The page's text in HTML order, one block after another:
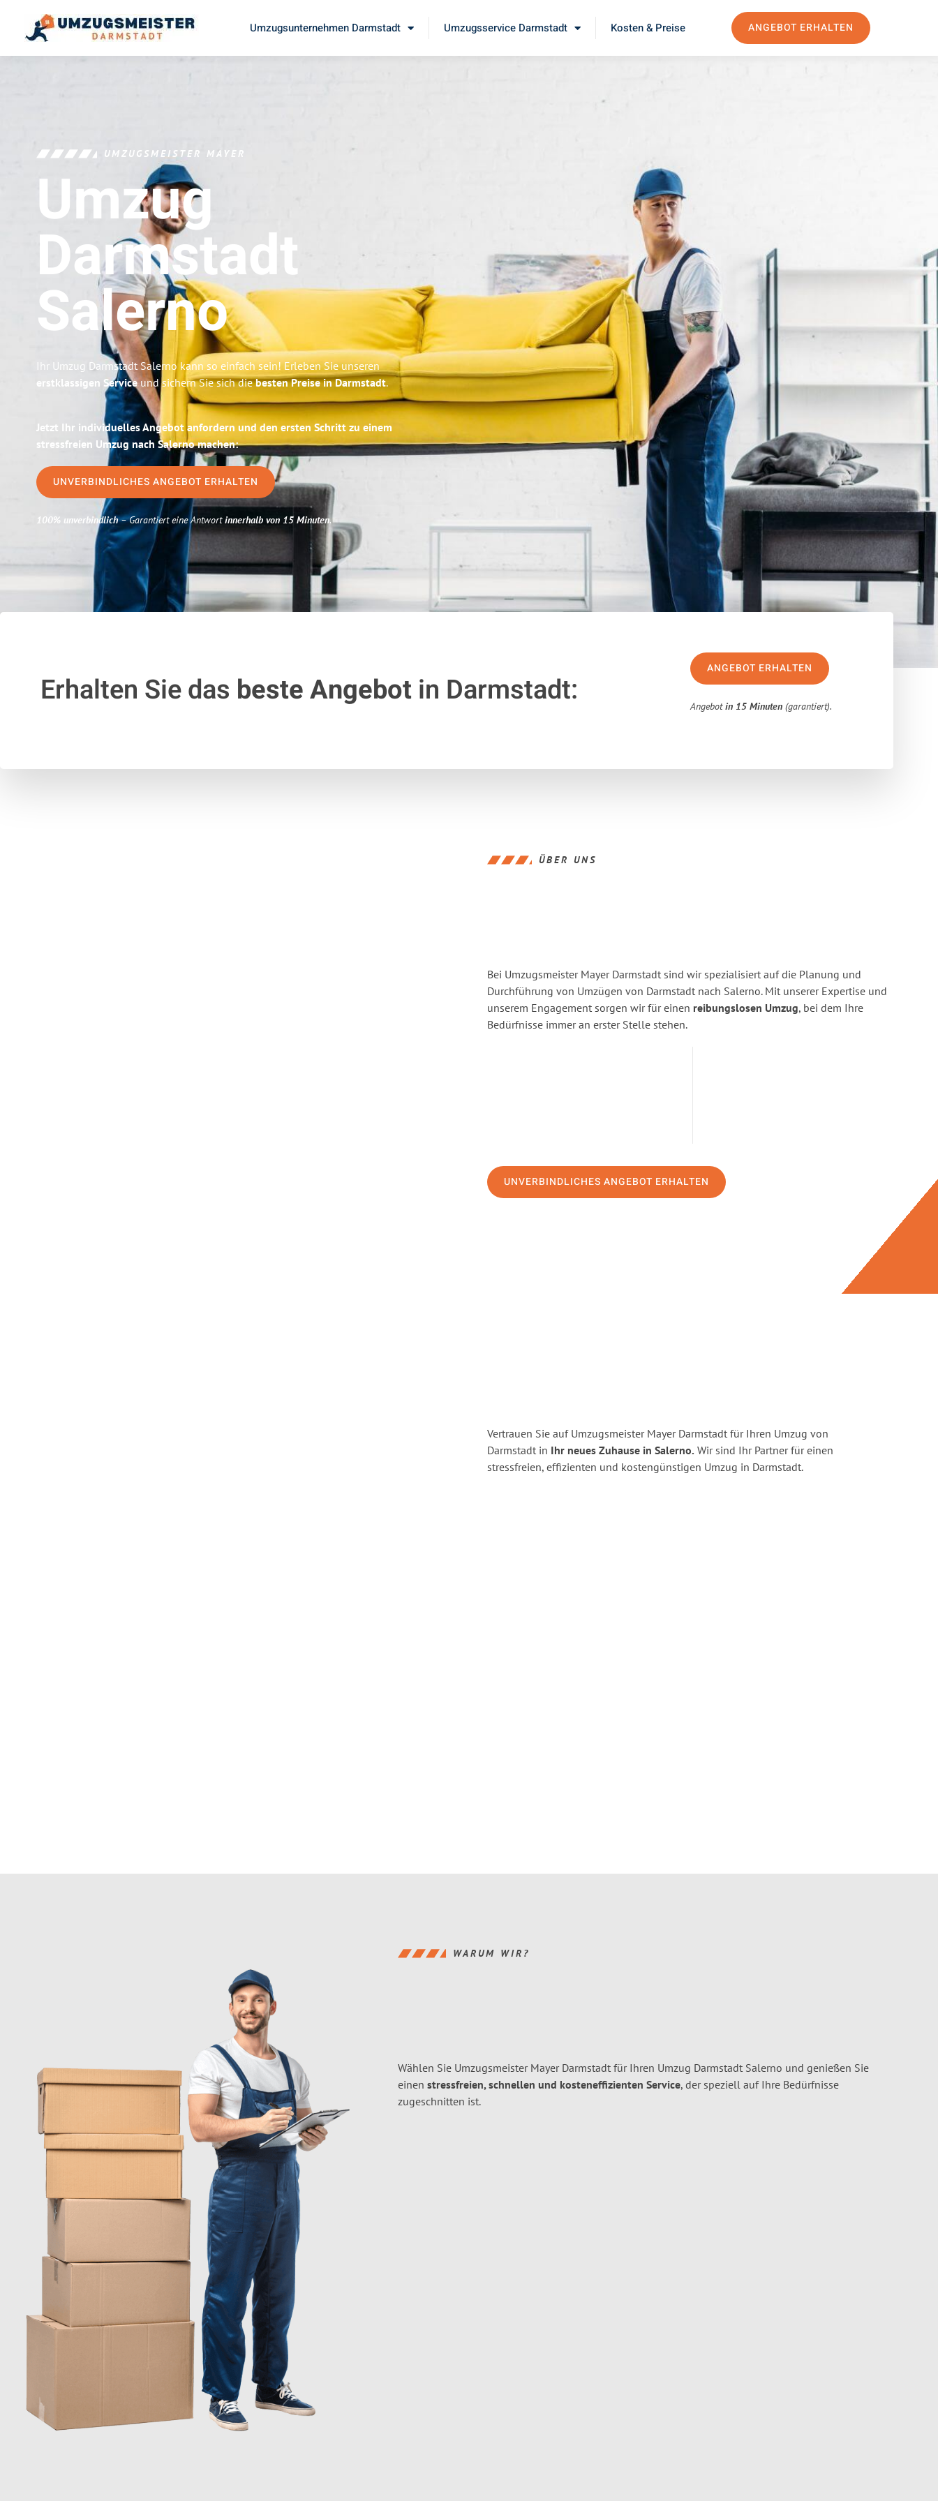
Umzugsunternehmen Darmstadt Umzugsservice Darmstadt Kosten & Preise ANGEBOT ERHALTEN
UMZUGSMEISTER MAYER
Umzug
Darmstadt
Salerno
Ihr Umzug Darmstadt Salerno kann so einfach sein! Erleben Sie unseren
erstklassigen Serviceund sichern Sie sich diebesten Preise in Darmstadt.
Jetzt Ihr individuelles Angebot anfordern und den ersten Schritt zu einem
stressfreien Umzug nach Salerno machen:
UNVERBINDLICHES ANGEBOT ERHALTEN
100% unverbindlich– Garantiert eine Antwortinnerhalb von 15 Minuten.
Erhalten Sie das beste Angebotin Darmstadt:
ANGEBOT ERHALTEN
Angebotin 15 Minuten (garantiert).
ÜBER UNS
Bei Umzugsmeister Mayer Darmstadt sind wir spezialisiert auf die Planung und
Durchführung von Umzügen von Darmstadt nach Salerno. Mit unserer Expertise und
unserem Engagement sorgen wir für einen reibungslosen Umzug, bei dem Ihre
Bedürfnisse immer an erster Stelle stehen.
UNVERBINDLICHES ANGEBOT ERHALTEN
Vertrauen Sie auf Umzugsmeister Mayer Darmstadt für Ihren Umzug von
Darmstadt in Ihr neues Zuhause in Salerno. Wir sind Ihr Partner für einen
stressfreien, effizienten und kostengünstigen Umzug in Darmstadt.
WARUM WIR?
Wählen Sie Umzugsmeister Mayer Darmstadt für Ihren Umzug Darmstadt Salerno und genießen Sie
einen stressfreien, schnellen und kosteneffizienten Service, der speziell auf Ihre Bedürfnisse
zugeschnitten ist.